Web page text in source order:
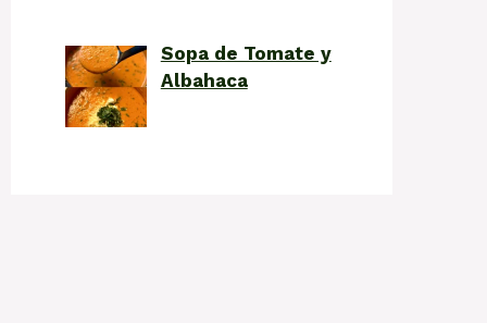
Sopa de Tomate y
Albahaca